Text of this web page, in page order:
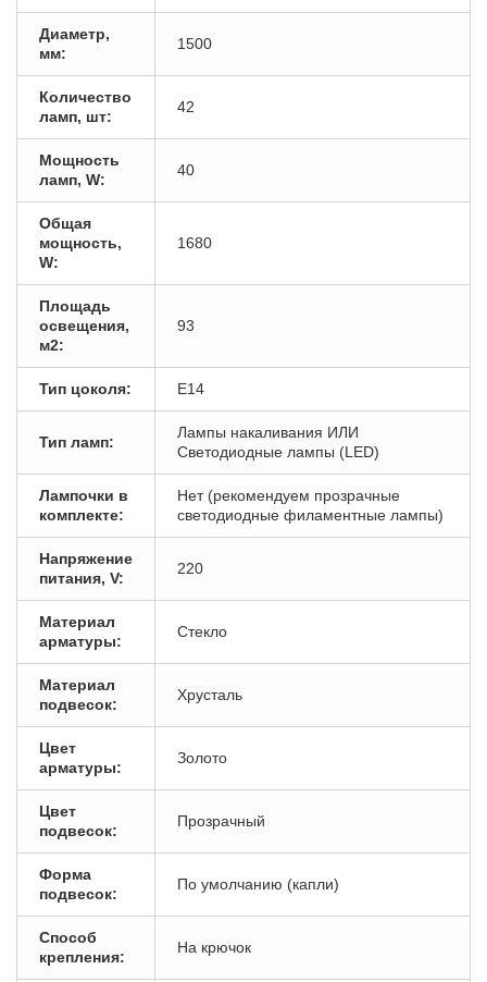
Диаметр,
мм:
1500
Количество
ламп, шт:
42
Мощность
ламп, W:
40
Общая
мощность,
W:
1680
Площадь
освещения,
м2:
93
Тип цоколя: E14
Тип ламп:
Лампы накаливания ИЛИ
Светодиодные лампы (LED)
Лампочки в
комплекте:
Нет (рекомендуем прозрачные
светодиодные филаментные лампы)
Напряжение
питания, V:
220
Материал
арматуры:
Стекло
Материал
подвесок:
Хрусталь
Цвет
арматуры:
Золото
Цвет
подвесок:
Прозрачный
Форма
подвесок:
По умолчанию (капли)
Способ
крепления:
На крючок